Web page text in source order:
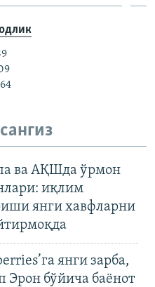
ва АҚШда ўрмон
иқлим
янги хавфларни
янги зарба,
Эрон бўйича баёнот